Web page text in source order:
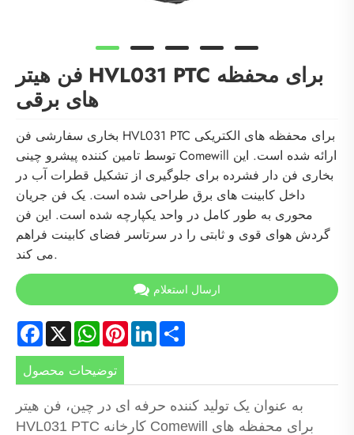
فن هیتر HVL031 PTC برای محفظه
های برقی
بخاری سفارشی فن HVL031 PTC برای محفظه های الکتریکی
توسط تامین کننده پیشرو چینی Comewill ارائه شده است. این
بخاری فن دار فشرده برای جلوگیری از تشکیل قطرات آب در
داخل کابینت های برق طراحی شده است. یک فن جریان
محوری به طور کامل در واحد یکپارچه شده است. این فن
گردش هوای قوی و ثابتی را در سرتاسر فضای کابینت فراهم
می کند.
ارسال استعلام
Facebook
X WhatsApp
PinterestLinkedIn
توضیحات محصول
به عنوان یک تولید کننده حرفه ای در چین، فن هیتر
HVL031 PTC کارخانه Comewill برای محفظه های